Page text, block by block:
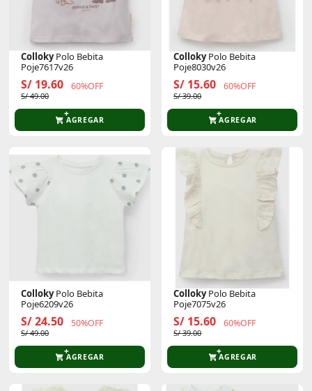
CollokyPolo Bebita
Poje7617v26
S/ 19.60 60%OFF
S/ 49.00
AGREGAR
CollokyPolo Bebita
Poje8030v26
S/ 15.60 60%OFF
S/ 39.00
AGREGAR
CollokyPolo Bebita
Poje6209v26
S/ 24.50 50%OFF
S/ 49.00
AGREGAR
CollokyPolo Bebita
Poje7075v26
S/ 15.60 60%OFF
S/ 39.00
AGREGAR